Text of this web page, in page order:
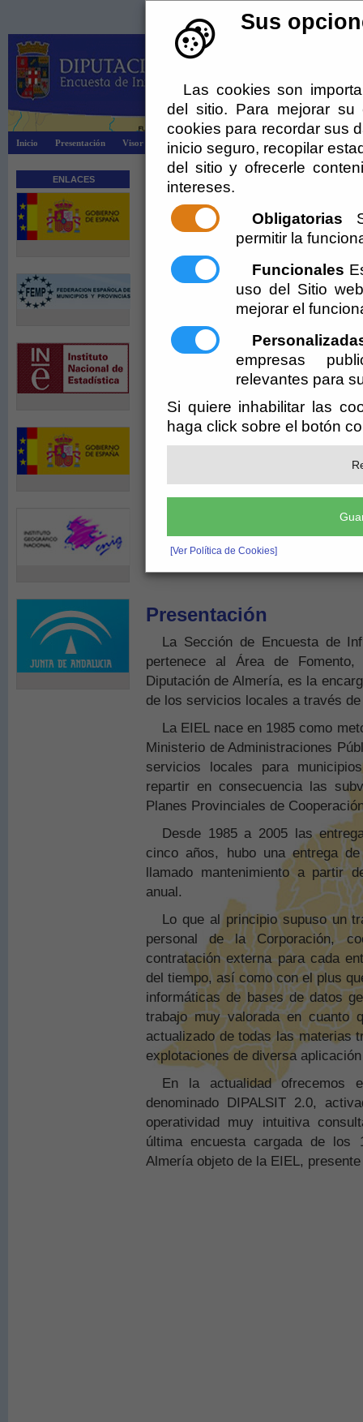
Sus
Las cookies son
del sitio. Para mejorar su
cookies para recordar sus
inicio seguro, recopilar
del sitio y ofrecerle
intereses.
Obligatorias
permitir la
Funcionales
uso del Sitio
mejorar el
empresas
relevantes para
Si quiere inhabilitar las
haga click sobre el botón
[Ver Política de Cookies]
Inicio Presentación Visor Dipalsit Información
ENLACES Actualidad
25/11/2014
VII Encuentro Municipal - EIEL en Cuevas de
01/06/2016
VIII Encuentro Municipal en Sorbas
Presentación
La Sección de Encuesta de
pertenece al Área de
Diputación de Almería, es la
de los servicios locales a través
La EIEL nace en 1985 como
Ministerio de Administraciones
servicios locales para
repartir en consecuencia las
Planes Provinciales de
Desde 1985 a 2005 las
cinco años, hubo una entrega
llamado mantenimiento a partir
anual.
Lo que al principio supuso un
personal de la Corporación,
contratación externa para cada
del tiempo, así como con el plus
informáticas de bases de datos
trabajo muy valorada en cuanto
actualizado de todas las materias
explotaciones de diversa
En la actualidad
denominado DIPALSIT 2.0,
operatividad muy intuitiva
última encuesta cargada de los
Almería objeto de la EIEL,